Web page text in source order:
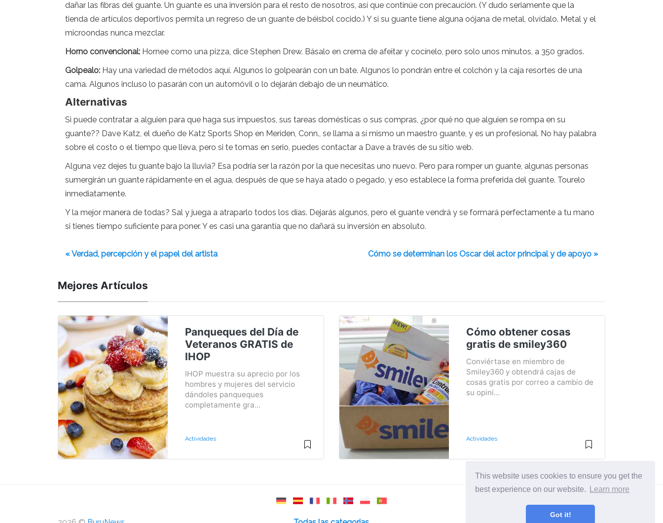
This website uses cookies to ensure you get the
best experience on our website.
Learn more
Got it!
dañar las fibras del guante. Un guante es una inversión para el resto de nosotros, así que continúe con precaución. (Y dudo seriamente que la
tienda de artículos deportivos permita un regreso de un guante de béisbol cocido.) Y si su guante tiene alguna oójana de metal, olvídalo. Metal y el
microondas nunca mezclar.
Horno convencional: Hornee como una pizza, dice Stephen Drew. Básalo en crema de afeitar y cocínelo, pero solo unos minutos, a 350 grados.
Golpealo: Hay una variedad de métodos aquí. Algunos lo golpearán con un bate. Algunos lo pondrán entre el colchón y la caja resortes de una
cama. Algunos incluso lo pasarán con un automóvil o lo dejarán debajo de un neumático.
Alternativas
Si puede contratar a alguien para que haga sus impuestos, sus tareas domésticas o sus compras, ¿por qué no que alguien se rompa en su
guante?? Dave Katz, el dueño de Katz Sports Shop en Meriden, Conn., se llama a sí mismo un maestro guante, y es un profesional. No hay palabra
sobre el costo o el tiempo que lleva, pero si te tomas en serio, puedes contactar a Dave a través de su sitio web.
Alguna vez dejes tu guante bajo la lluvia? Esa podría ser la razón por la que necesitas uno nuevo. Pero para romper un guante, algunas personas
sumergirán un guante rápidamente en el agua, después de que se haya atado o pegado, y eso establece la forma preferida del guante. Tourelo
inmediatamente.
Y la mejor manera de todas? Sal y juega a atraparlo todos los días. Dejarás algunos, pero el guante vendrá y se formará perfectamente a tu mano
si tienes tiempo suficiente para poner. Y es casi una garantía que no dañará su inversión en absoluto.
« Verdad, percepción y el papel del artista Cómo se determinan los Oscar del actor principal y de apoyo »
Mejores Artículos
Panqueques del Día de
Veteranos GRATIS de
IHOP
IHOP muestra su aprecio por los
hombres y mujeres del servicio
dándoles panqueques
completamente gra...
Actividades
Cómo obtener cosas
gratis de smiley360
Conviértase en miembro de
Smiley360 y obtendrá cajas de
cosas gratis por correo a cambio de
su opini...
Actividades